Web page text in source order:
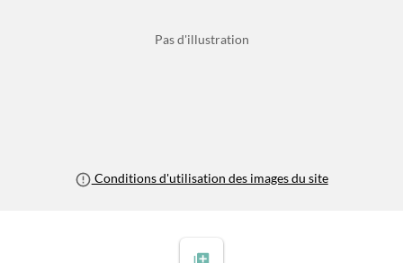
Pas d'illustration
Conditions d'utilisation des images du site